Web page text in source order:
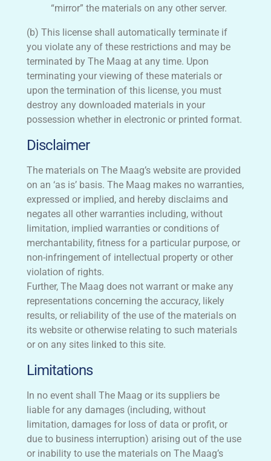
“mirror” the materials on any other server.
(b) This license shall automatically terminate if
you violate any of these restrictions and may be
terminated by The Maag at any time. Upon
terminating your viewing of these materials or
upon the termination of this license, you must
destroy any downloaded materials in your
possession whether in electronic or printed format.
Disclaimer
The materials on The Maag’s website are provided
on an ‘as is’ basis. The Maag makes no warranties,
expressed or implied, and hereby disclaims and
negates all other warranties including, without
limitation, implied warranties or conditions of
merchantability, fitness for a particular purpose, or
non-infringement of intellectual property or other
violation of rights.
Further, The Maag does not warrant or make any
representations concerning the accuracy, likely
results, or reliability of the use of the materials on
its website or otherwise relating to such materials
or on any sites linked to this site.
Limitations
In no event shall The Maag or its suppliers be
liable for any damages (including, without
limitation, damages for loss of data or profit, or
due to business interruption) arising out of the use
or inability to use the materials on The Maag’s